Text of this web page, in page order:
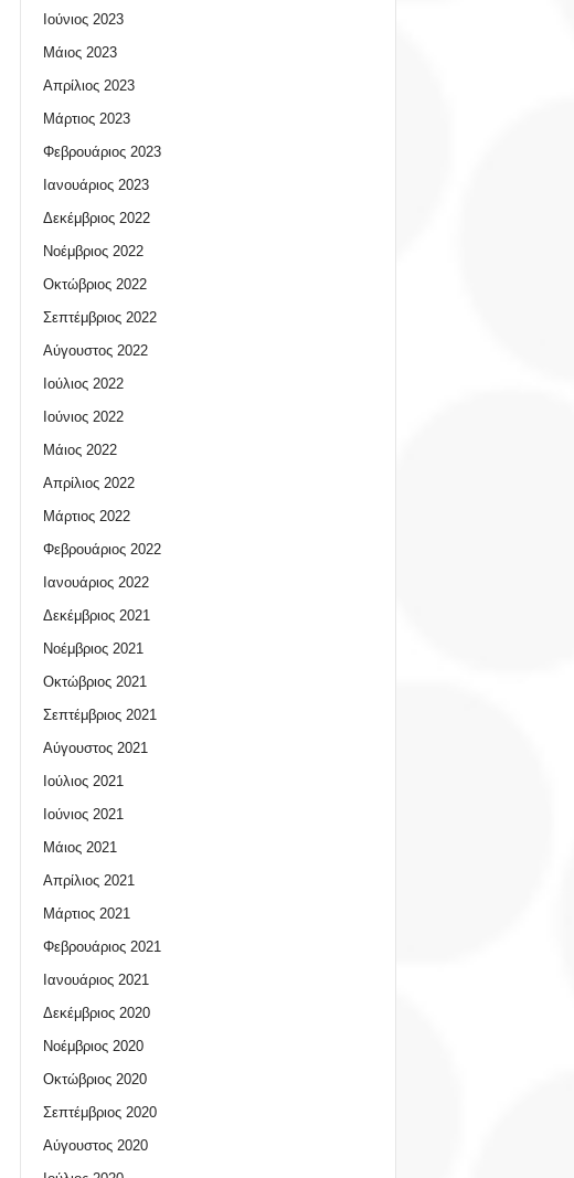
Ιούνιος 2023
Μάιος 2023
Απρίλιος 2023
Μάρτιος 2023
Φεβρουάριος 2023
Ιανουάριος 2023
Δεκέμβριος 2022
Νοέμβριος 2022
Οκτώβριος 2022
Σεπτέμβριος 2022
Αύγουστος 2022
Ιούλιος 2022
Ιούνιος 2022
Μάιος 2022
Απρίλιος 2022
Μάρτιος 2022
Φεβρουάριος 2022
Ιανουάριος 2022
Δεκέμβριος 2021
Νοέμβριος 2021
Οκτώβριος 2021
Σεπτέμβριος 2021
Αύγουστος 2021
Ιούλιος 2021
Ιούνιος 2021
Μάιος 2021
Απρίλιος 2021
Μάρτιος 2021
Φεβρουάριος 2021
Ιανουάριος 2021
Δεκέμβριος 2020
Νοέμβριος 2020
Οκτώβριος 2020
Σεπτέμβριος 2020
Αύγουστος 2020